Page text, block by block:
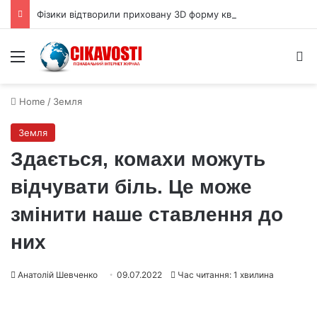
Menu
Home / Земля
Земля
Здається, комахи можуть
відчувати біль. Це може
змінити наше ставлення до
них
Анатолій Шевченко 09.07.2022 Час читання: 1 хвилина